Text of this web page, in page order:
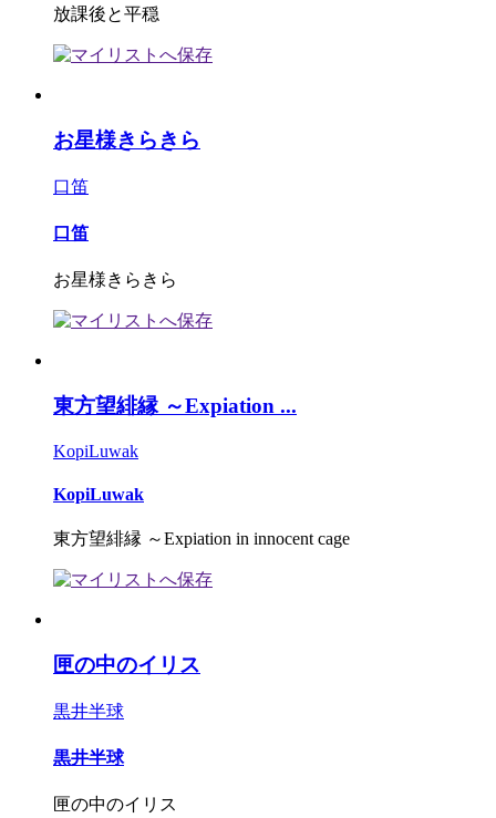
放課後と平穏
お星様きらきら
口笛
口笛
お星様きらきら
東方望緋縁 ～Expiation ...
KopiLuwak
KopiLuwak
東方望緋縁 ～Expiation in innocent cage
匣の中のイリス
黒井半球
黒井半球
匣の中のイリス